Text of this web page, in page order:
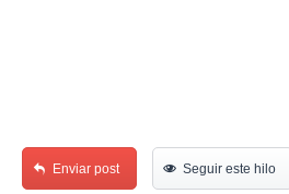
Enviar post Seguir este hilo